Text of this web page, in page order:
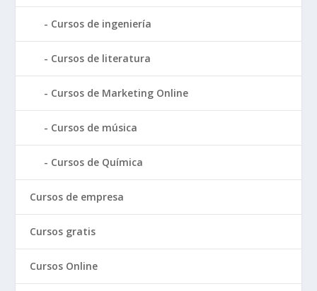
Cursos de ingeniería
Cursos de literatura
Cursos de Marketing Online
Cursos de música
Cursos de Química
Cursos de empresa
Cursos gratis
Cursos Online